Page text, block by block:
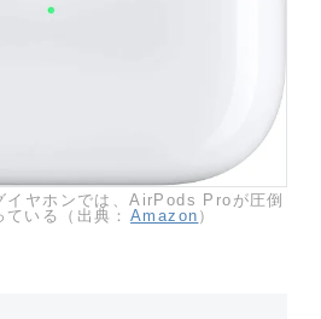
イヤホンでは、AirPods Proが圧倒
いる（出典： Amazon ）